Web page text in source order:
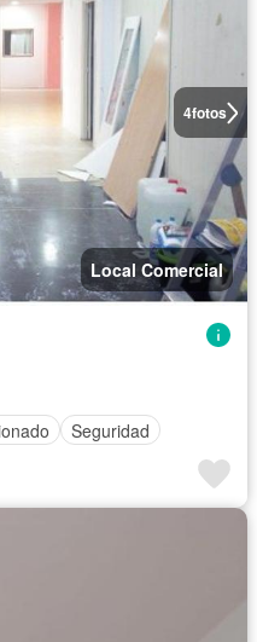
4fotos
Local Comercial
Seguridad